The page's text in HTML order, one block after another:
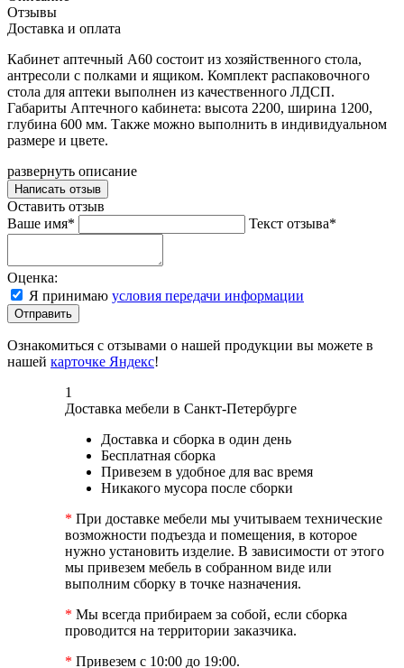
Отзывы
Доставка и оплата
Кабинет аптечный А60 состоит из хозяйственного стола,
антресоли с полками и ящиком. Комплект распаковочного
стола для аптеки выполнен из качественного ЛДСП.
Габариты Аптечного кабинета: высота 2200, ширина 1200,
глубина 600 мм. Также можно выполнить в индивидуальном
размере и цвете.
развернуть описание
Написать отзыв
Оставить отзыв
Ваше имя*
Текст отзыва*
Оценка:
Я принимаю условия передачи информации
Отправить
Ознакомиться с отзывами о нашей продукции вы можете в
нашей карточке Яндекс!
1
Доставка мебели в Санкт-Петербурге
Доставка и сборка в один день
Бесплатная сборка
Привезем в удобное для вас время
Никакого мусора после сборки
* При доставке мебели мы учитываем технические
возможности подъезда и помещения, в которое
нужно установить изделие. В зависимости от этого
мы привезем мебель в собранном виде или
выполним сборку в точке назначения.
* Мы всегда прибираем за собой, если сборка
проводится на территории заказчика.
* Привезем с 10:00 до 19:00.